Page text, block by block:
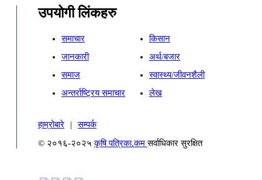
उपयोगी लिंकहरु
समाचार
किसान
जानकारी
अर्थ/बजार
समाज
स्वास्थ्य/जीवनशैली
अन्तर्राष्ट्रिय समाचार
लेख
हाम्रोबारे |
सम्पर्क
© २०१६-२०२५कृषि पत्रिका.कमसर्वाधिकार सुरक्षित